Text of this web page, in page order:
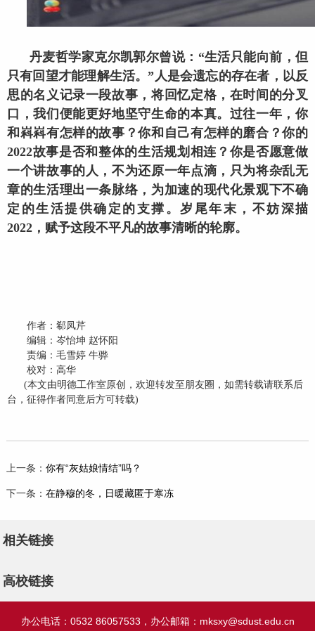
丹麦哲学家克尔凯郭尔曾说：“生活只能向前，但
只有回望才能理解生活。”人是会遗忘的存在者，以反
思的名义记录一段故事，将回忆定格，在时间的分叉
口，我们便能更好地坚守生命的本真。过往一年，你
和嵙嵙有怎样的故事？你和自己有怎样的磨合？你的
2022故事是否和整体的生活规划相连？你是否愿意做
一个讲故事的人，不为还原一年点滴，只为将杂乱无
章的生活理出一条脉络，为加速的现代化景观下不确
定的生活提供确定的支撑。岁尾年末，不妨深描
2022，赋予这段不平凡的故事清晰的轮廓。
作者：郗凤芹
编辑：岑怡坤 赵怀阳
责编：毛雪婷 牛骅
校对：高华
(本文由明德工作室原创，欢迎转发至朋友圈，如需转载请联系后
台，征得作者同意后方可转载)
上一条： 你有“灰姑娘情结”吗？
下一条： 在静穆的冬，日暖藏匿于寒冻
相关链接
高校链接
办公电话：0532 86057533，办公邮箱： mksxy@sdust.edu.cn